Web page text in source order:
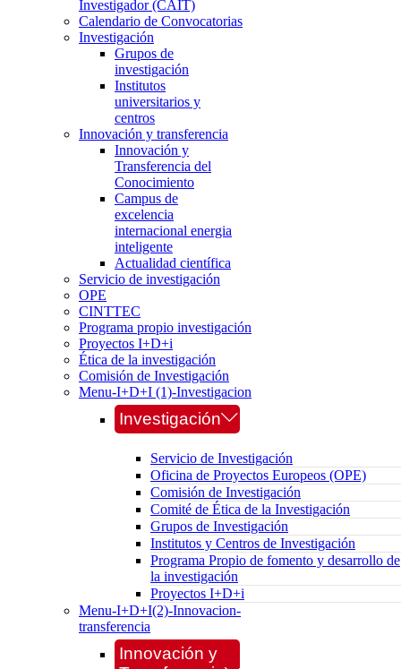
Investigador (CAIT)
Calendario de Convocatorias
Investigación
Grupos de
investigación
Institutos
universitarios y
centros
Innovación y transferencia
Innovación y
Transferencia del
Conocimiento
Campus de
excelencia
internacional energia
inteligente
Actualidad científica
Servicio de investigación
OPE
CINTTEC
Programa propio investigación
Proyectos I+D+i
Ética de la investigación
Comisión de Investigación
Menu-I+D+I (1)-Investigacion
Investigación
Servicio de Investigación
Oficina de Proyectos Europeos (OPE)
Comisión de Investigación
Comité de Ética de la Investigación
Grupos de Investigación
Institutos y Centros de Investigación
Programa Propio de fomento y desarrollo de
la investigación
Proyectos I+D+i
Menu-I+D+I(2)-Innovacion-
transferencia
Innovación y